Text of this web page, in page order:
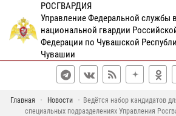
РОСГВАРДИЯ
Управление Федеральной службы
национальной гвардии
Федерации по Чувашской
Чувашии
Главная Новости
Ведётся набор кандидатов
специальных подразделениях Управления